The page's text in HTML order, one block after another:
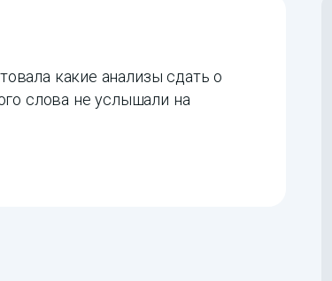
какие анализы сдать о
слова не услышали на